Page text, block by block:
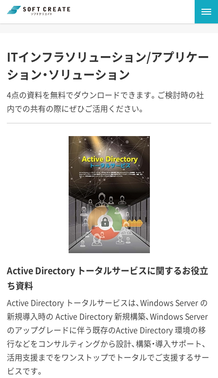
ITインフラソリューション/アプリケー
ション・ソリューション
4点の資料を無料でダウンロードできます。ご検討時の社
内での共有の際にぜひご活用ください。
Active Directory トータルサービスに関するお役立
ち資料
Active Directory トータルサービスは、Windows Server の
新規導入時の Active Directory 新規構築、Windows Server
のアップグレードに伴う既存のActive Directory 環境の移
行などをコンサルティングから設計、構築・導入サポート、
活用支援までをワンストップでトータルでご支援するサー
ビスです。